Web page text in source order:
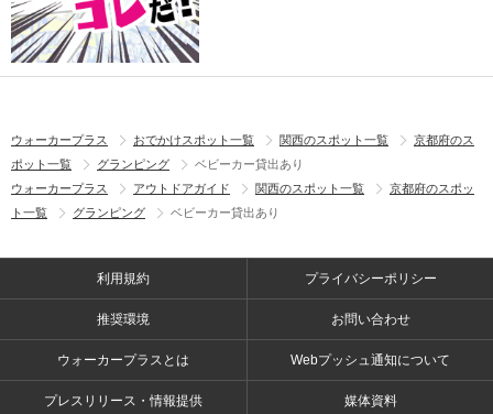
ウォーカープラス おでかけスポット一覧 関西のスポット一覧
京都府のス
ポット一覧
グランピング
ベビーカー貸出あり
ウォーカープラス
アウトドアガイド 関西のスポット一覧
京都府のスポッ
ト一覧
グランピング ベビーカー貸出あり
利用規約 プライバシーポリシー
推奨環境 お問い合わせ
ウォーカープラスとは Webプッシュ通知について
プレスリリース・情報提供 媒体資料